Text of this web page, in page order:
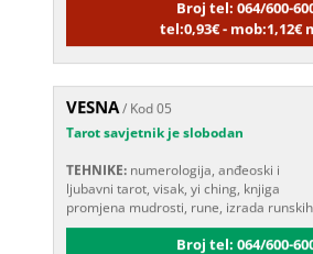
tel:0,93€ - mob:1,12€
VESNA/ Kod 05
Tarot savjetnik je slobodan
TEHNIKE:numerologija, anđeoski i
ljubavni tarot, visak, yi ching, knjiga
promjena mudrosti, rune, izrada
tel:0,93€ - mob:1,12€